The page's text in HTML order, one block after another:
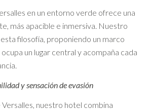
en un entorno verde ofrece una
más apacible e inmersiva. Nuestro
filosofía, proponiendo un marco
un lugar central y acompaña cada
y sensación de evasión
nuestro hotel combina